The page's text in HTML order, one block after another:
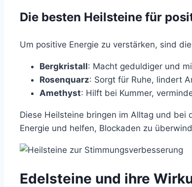
Die besten Heilsteine für
Um positive Energie zu verstärken, sind
Bergkristall: Macht geduldiger und
Rosenquarz: Sorgt für Ruhe, lindert
Amethyst: Hilft bei Kummer,
Diese Heilsteine bringen im Alltag und
Energie und helfen, Blockaden zu
Edelsteine und ihre